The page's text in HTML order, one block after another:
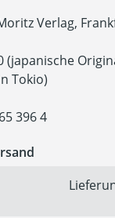
Verlag,
(japanische
Tokio)
396 4